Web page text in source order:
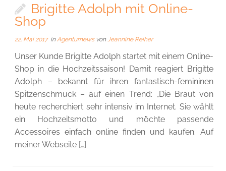
Brigitte Adolph mit Online-
Shop
22. Mai 2017inAgenturnews vonJeannine Reiher
Unser Kunde Brigitte Adolph startet mit einem Online-
Shop in die Hochzeitssaison! Damit reagiert Brigitte
Adolph – bekannt für ihren fantastisch-femininen
Spitzenschmuck – auf einen Trend: „Die Braut von
heute recherchiert sehr intensiv im Internet. Sie wählt
ein Hochzeitsmotto und möchte passende
Accessoires einfach online finden und kaufen. Auf
meiner Webseite […]